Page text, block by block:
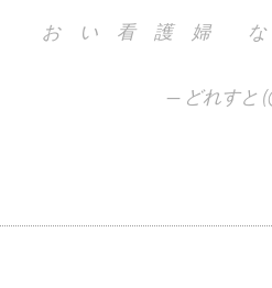
お い 看 護 婦 な
— どれすと